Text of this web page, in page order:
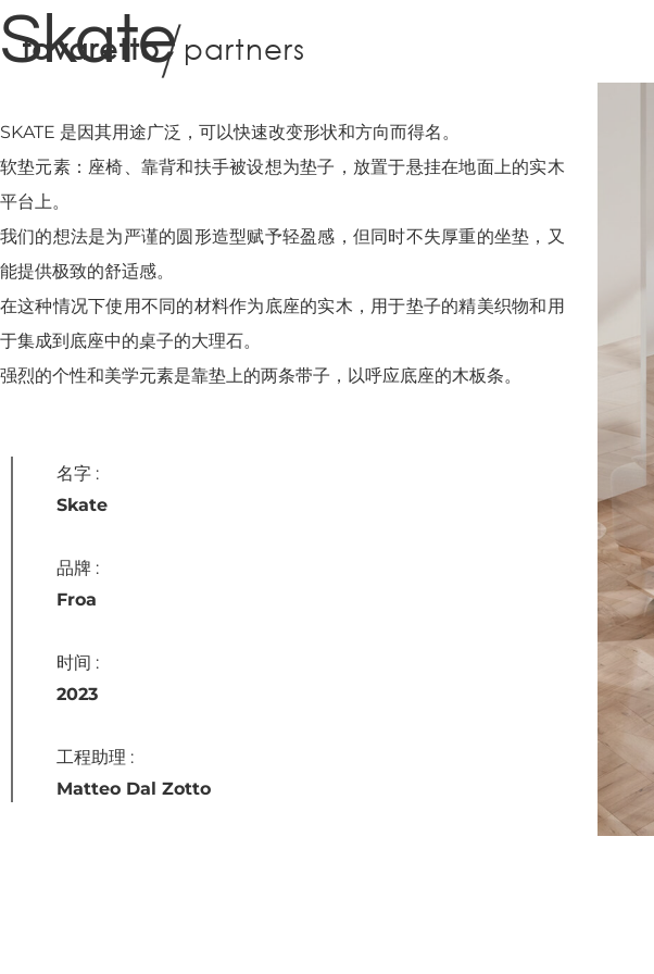
favaretto partners
设计工作室
Skate
SKATE 是因其用途广泛，可以快速改变形状和方向而得名。
软垫元素：座椅、靠背和扶手被设想为垫子，放置于悬挂在地面上的实木
平台上。
我们的想法是为严谨的圆形造型赋予轻盈感，但同时不失厚重的坐垫，又
能提供极致的舒适感。
在这种情况下使用不同的材料作为底座的实木，用于垫子的精美织物和用
于集成到底座中的桌子的大理石。
强烈的个性和美学元素是靠垫上的两条带子，以呼应底座的木板条。
名字 :
Skate
品牌 :
Froa
时间 :
2023
工程助理 :
Matteo Dal Zotto